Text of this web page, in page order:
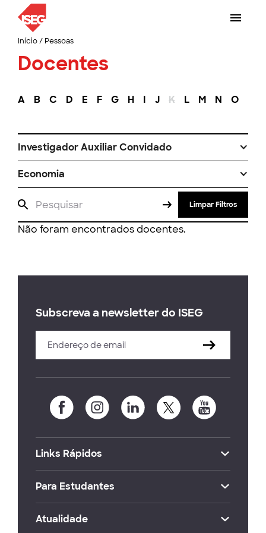
Início/ Pessoas
Docentes
A B C D E F G H I J K L M N O
Investigador Auxiliar Convidado
Economia
Limpar Filtros
Não foram encontrados docentes.
Subscreva a newsletter do ISEG
Links Rápidos
Para Estudantes
Atualidade